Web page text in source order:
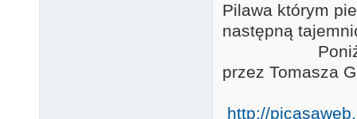
Pilawa którym
następną
Poniżej link
przez
http://